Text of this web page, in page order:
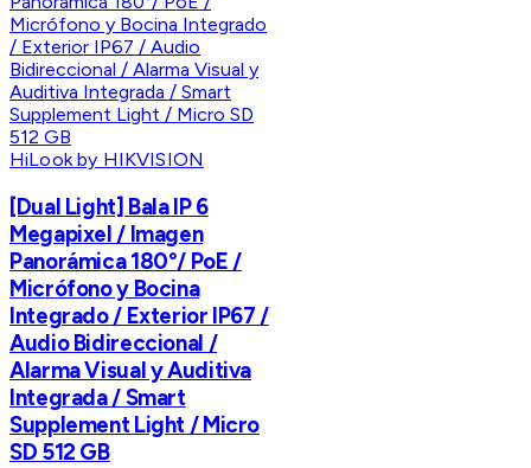
HiLook by HIKVISION
[Dual Light] Bala IP 6
Megapixel / Imagen
Panorámica 180°/ PoE /
Micrófono y Bocina
Integrado / Exterior IP67 /
Audio Bidireccional /
Alarma Visual y Auditiva
Integrada / Smart
Supplement Light / Micro
SD 512 GB